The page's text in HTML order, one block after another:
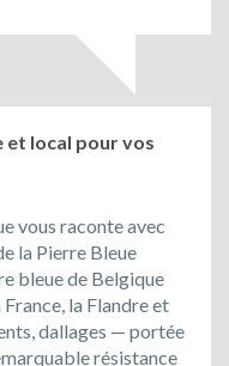
et local pour vos
vous raconte avec
la Pierre Bleue
bleue de Belgique
la Flandre et
dallages — portée
résistance